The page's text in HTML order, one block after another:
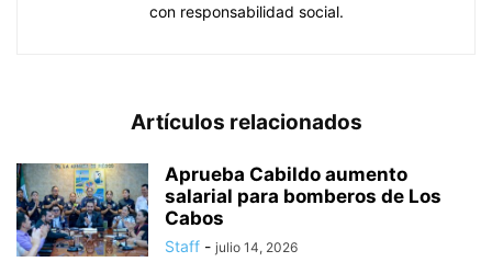
con responsabilidad social.
Artículos relacionados
Aprueba Cabildo aumento
salarial para bomberos de Los
Cabos
Staff - julio 14, 2026